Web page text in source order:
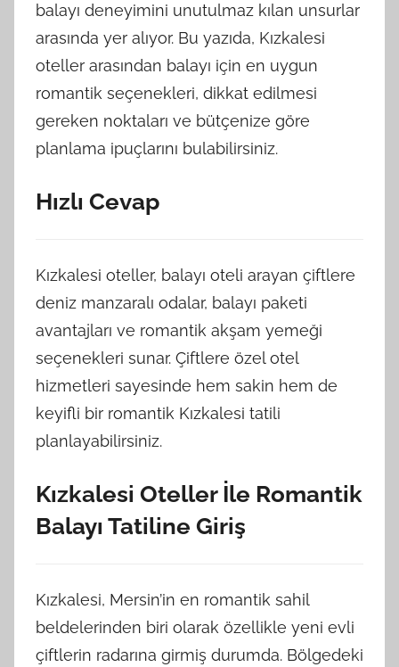
balayı deneyimini unutulmaz kılan unsurlar
arasında yer alıyor. Bu yazıda, Kızkalesi
oteller arasından balayı için en uygun
romantik seçenekleri, dikkat edilmesi
gereken noktaları ve bütçenize göre
planlama ipuçlarını bulabilirsiniz.
Hızlı Cevap
Kızkalesi oteller, balayı oteli arayan çiftlere
deniz manzaralı odalar, balayı paketi
avantajları ve romantik akşam yemeği
seçenekleri sunar. Çiftlere özel otel
hizmetleri sayesinde hem sakin hem de
keyifli bir romantik Kızkalesi tatili
planlayabilirsiniz.
Kızkalesi Oteller İle Romantik
Balayı Tatiline Giriş
Kızkalesi, Mersin’in en romantik sahil
beldelerinden biri olarak özellikle yeni evli
çiftlerin radarına girmiş durumda. Bölgedeki